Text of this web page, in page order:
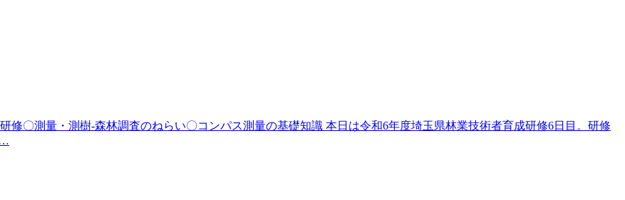
修〇測量・測樹-森林調査のねらい〇コンパス測量の基礎知識 本日は令和6年度埼玉県林業技術者育成研修6日目。研修
…